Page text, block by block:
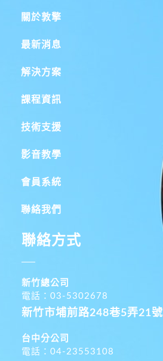
關於敦擎
最新消息
解決方案
課程資訊
技術支援
影音教學
會員系統
聯絡我們
聯絡方式
新竹總公司
電話：03-5302678
新竹市埔前路248巷5弄21號
台中分公司
電話：04-23553108